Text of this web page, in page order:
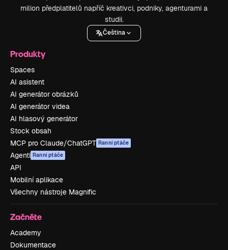
milion předplatitelů napříč kreativci, podniky, agenturami a
studii.
Čeština
Produkty
Spaces
AI asistent
AI generátor obrázků
AI generátor videa
AI hlasový generátor
Stock obsah
MCP pro Claude/ChatGPT Ranní ptáče
Agenti Ranní ptáče
API
Mobilní aplikace
Všechny nástroje Magnific
Začněte
Academy
Dokumentace